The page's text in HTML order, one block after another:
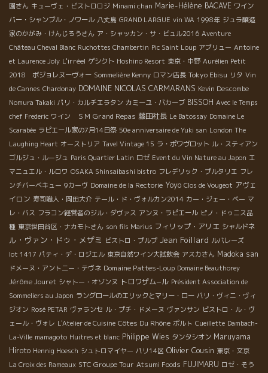
園さん キューヴェ・ビストロロジ Minami chan Marie-Hélène BACAVE ワイン
バー・シャンブル・ノワール 八丈島 GRAND LARGUE vin WA 1998年 ジュラ醸造
家のかがみ・けんじろうさん ア・シャッカン・サ・ビュル2016 Aventure
Château Cheval Blanc Ruchottes Chambertin Pic Saint Loup アブリュー Antoine
et Laurence Joly L'irréel ゲシクト Hoshino Resort 東京・中野 Aurélien Petit
2018 ボジョレヌーヴォー Sommelière Kenny ロマン店長 Tokyo Ebisu リタ Vin
de Cannes Chardonay DOMAINE NICOLAS CARMARANS Kevin Descombe
Nomura Takaki パリ・カルチエラタン カミーユ・バカーブ BISSOH Avec le Temps
chef Frederic ワイン ＳＭ Grand Repas 藤田社長 Le Batossay Domaine Le
Scarabée ラピエール家の7月14日祭 50e anniversaire de Yuki san London The
Laughing Heart オーストリア Tavel Vintage 15 ラ・ポワヴロット ル・スティアン
ゴルジュ・ルージュ Paris Quartier Latin ロゼ Event du Vin Nature au Japon エ
マニュエル・ルロワ OSAKA Shinsaibashi bistro フレデリック・プルタリエ フレ
ンチバーベキュー 9カーヴ Domaine de la Rectorie Yoyo Clos de Vougeot アヴェ
イロン 寿司職人・岡田大介 テール・ド・ヴォルカン2014 カー・ジェー・ベー マ
レ・バス フラコン経営者のジル・ダヴァス アンヌ・ラピエール ピノ・ドゥニス品
種 東京世田谷区・ナカモトさん son fils Marius フィリップ・アリエ シャルドネ
ル・ヴァン・ドゥ・メザミ ビストロ・プルプ Jean Foillard ルバレーズ
lot 1417 パティ・デ・ロジエル 東京自然ワイン大試飲会 アスカさん Madoka san
ドメーヌ・アント二ー・テヴネ Domaine Pattes-Loup Domaine Beauthorey
Jérôme Jouret シャトー・オゾンヌ トロワザム−ル Président Association de
Sommeliers au Japon ラングロールのエリックとマリー・ロー パリ・ヴィニ・ヴィ
ジオン Rosé PETAR ヴァランセ ル・プチ・ドメーヌ ヴァンサン ビストロ・ル・ヴ
ェール・ヴォレ L'Atelier de Cuisine Côtes Du Rhône ポルト Cueillette Dambach-
La-Ville mamagoto Huitres et blanc Philippe Wies タンタシオン Maruyama
Hiroto Hennig Hoesch シュトロマイヤー パリ14区 Olivier Cousin 東京・文京
La Croix des Rameaux STC Groupe Tour Atsumi Foods FUJIMARU ロゼ・そう